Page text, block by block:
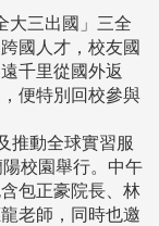
大三出國」三全
國人才，校友國
千里從國外返
便特別回校參與
推動全球實習服
校園舉行。中午
包正豪院長、林
老師，同時也邀